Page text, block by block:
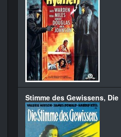
Stimme des Gewissens, Die